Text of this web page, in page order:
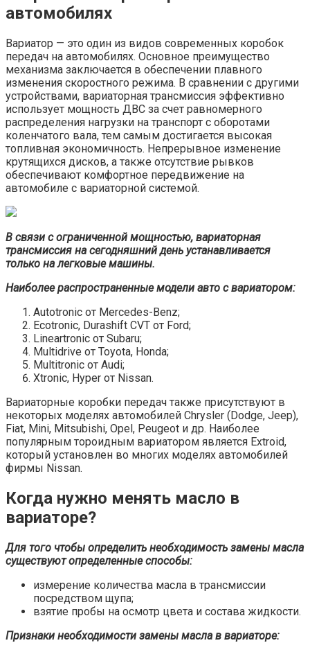
автомобилях
Вариатор — это один из видов современных коробок
передач на автомобилях. Основное преимущество
механизма заключается в обеспечении плавного
изменения скоростного режима. В сравнении с другими
устройствами, вариаторная трансмиссия эффективно
использует мощность ДВС за счет равномерного
распределения нагрузки на транспорт с оборотами
коленчатого вала, тем самым достигается высокая
топливная экономичность. Непрерывное изменение
крутящихся дисков, а также отсутствие рывков
обеспечивают комфортное передвижение на
автомобиле с вариаторной системой.
В связи с ограниченной мощностью, вариаторная
трансмиссия на сегодняшний день устанавливается
только на легковые машины.
Наиболее распространенные модели авто с вариатором:
Autotronic от Mercedes-Benz;
Ecotronic, Durashift CVT от Ford;
Lineartronic от Subaru;
Multidrive от Toyota, Honda;
Multitronic от Audi;
Xtronic, Hyper от Nissan.
Вариаторные коробки передач также присутствуют в
некоторых моделях автомобилей Chrysler (Dodge, Jeep),
Fiat, Mini, Mitsubishi, Opel, Peugeot и др. Наиболее
популярным тороидным вариатором является Extroid,
который установлен во многих моделях автомобилей
фирмы Nissan.
Когда нужно менять масло в
вариаторе?
Для того чтобы определить необходимость замены масла
существуют определенные способы:
измерение количества масла в трансмиссии
посредством щупа;
взятие пробы на осмотр цвета и состава жидкости.
Признаки необходимости замены масла в вариаторе: